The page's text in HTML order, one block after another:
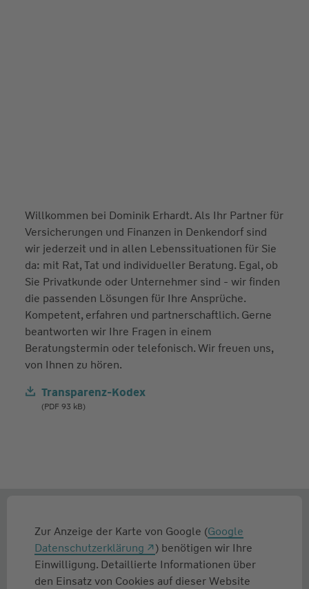
Willkommen bei Dominik Erhardt. Als Ihr Partner für
Versicherungen und Finanzen in Denkendorf sind
wir jederzeit und in allen Lebenssituationen für Sie
da: mit Rat, Tat und individueller Beratung. Egal, ob
Sie Privatkunde oder Unternehmer sind - wir finden
die passenden Lösungen für Ihre Ansprüche.
Kompetent, erfahren und partnerschaftlich. Gerne
beantworten wir Ihre Fragen in einem
Beratungstermin oder telefonisch. Wir freuen uns,
von Ihnen zu hören.
Transparenz-Kodex
(PDF 93 kB)
Zur Anzeige der Karte von Google (Google
Datenschutzerklärung
) benötigen wir Ihre
Einwilligung. Detaillierte Informationen über
den Einsatz von Cookies auf dieser Website